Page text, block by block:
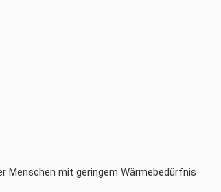
Men­schen mit ge­rin­gem Wär­me­be­dürf­nis